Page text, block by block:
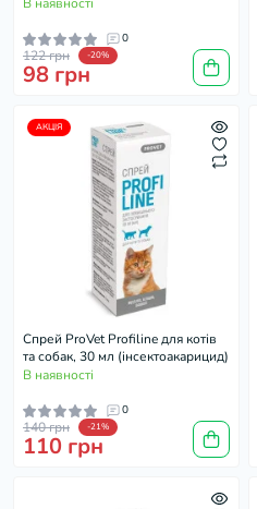
В наявності
0
122 грн -20%
98 грн
АКЦІЯ
Спрей ProVet Profiline для котів
та собак, 30 мл (інсектоакарицид)
В наявності
0
140 грн -21%
110 грн